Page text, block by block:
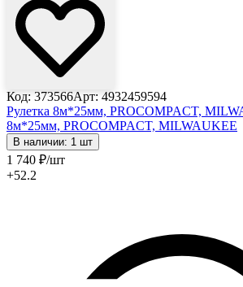
Код: 373566Арт: 4932459594
Рулетка 8м*25мм, PROCOMPACT,
8м*25мм, PROCOMPACT, MILWAUKEE
В наличии: 1 шт
1 740 ₽/шт
+52.2